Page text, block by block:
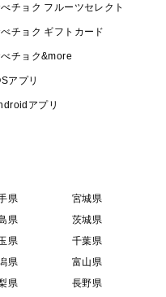
チョク フルーツセレクト
チョク ギフトカード
チョク&more
アプリ
アプリ
県
宮城県
県
茨城県
県
千葉県
県
富山県
県
長野県